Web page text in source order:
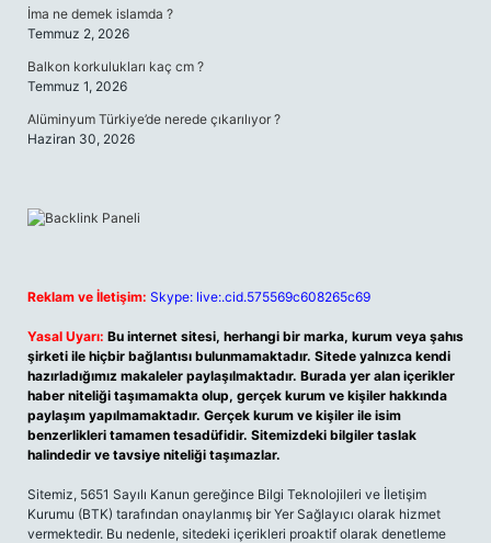
İma ne demek islamda ?
Temmuz 2, 2026
Balkon korkulukları kaç cm ?
Temmuz 1, 2026
Alüminyum Türkiye’de nerede çıkarılıyor ?
Haziran 30, 2026
Reklam ve İletişim: Skype: live:.cid.575569c608265c69
Yasal Uyarı: Bu internet sitesi, herhangi bir marka, kurum veya şahıs
şirketi ile hiçbir bağlantısı bulunmamaktadır. Sitede yalnızca kendi
hazırladığımız makaleler paylaşılmaktadır. Burada yer alan içerikler
haber niteliği taşımamakta olup, gerçek kurum ve kişiler hakkında
paylaşım yapılmamaktadır. Gerçek kurum ve kişiler ile isim
benzerlikleri tamamen tesadüfidir. Sitemizdeki bilgiler taslak
halindedir ve tavsiye niteliği taşımazlar.
Sitemiz, 5651 Sayılı Kanun gereğince Bilgi Teknolojileri ve İletişim
Kurumu (BTK) tarafından onaylanmış bir Yer Sağlayıcı olarak hizmet
vermektedir. Bu nedenle, sitedeki içerikleri proaktif olarak denetleme